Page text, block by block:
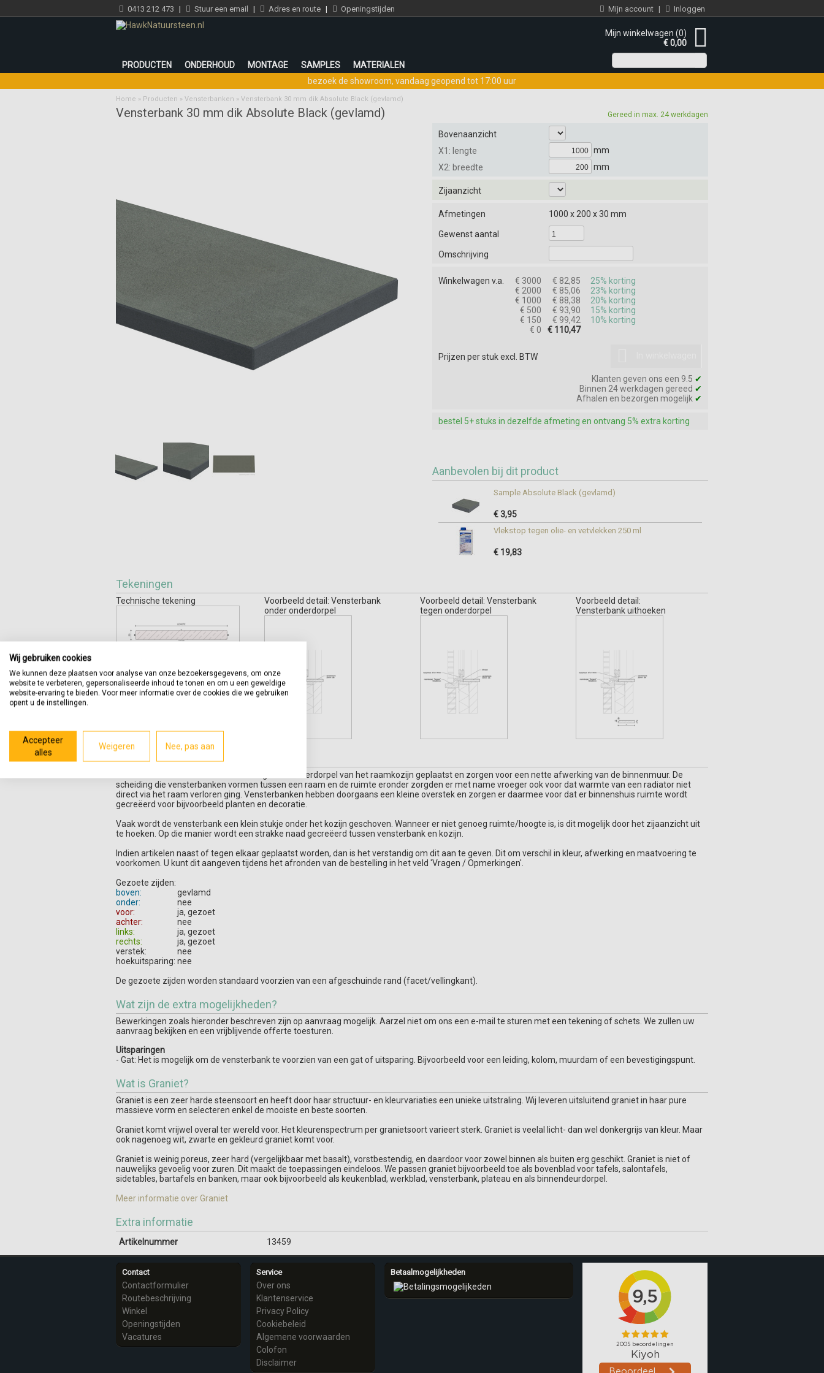
0413 212 473 | Stuur een email | Adres en route | Openingstijden Mijn account | Inloggen
Mijn winkelwagen (0)
€ 0,00
PRODUCTEN ONDERHOUD MONTAGE SAMPLES
MATERIALEN
bezoek de showroom, vandaag geopend tot 17:00 uur
Home » Producten » Vensterbanken » Vensterbank 30 mm dik Absolute Black (gevlamd)
Gereed in max. 24 werkdagen
Bovenaanzicht
X1: lengte
mm
X2: breedte
mm
Zijaanzicht
Afmetingen 1000 x 200 x 30 mm
Gewenst aantal
Omschrijving
Winkelwagen v.a. € 3000 € 82,85
25% korting
€ 2000
€ 85,06
23% korting
€ 1000
€ 88,38
20% korting
€ 500
€ 93,90
15% korting
€ 150
€ 99,42
10% korting
€ 0
€ 110,47
Prijzen per stuk excl. BTW
Klanten geven ons een 9.5 ✔
Binnen 24 werkdagen gereed ✔
Afhalen en bezorgen mogelijk ✔
bestel 5+ stuks in dezelfde afmeting en ontvang 5% extra korting
Aanbevolen bij dit product
Sample Absolute Black (gevlamd)
€ 3,95
Vlekstop tegen olie- en vetvlekken 250 ml
€ 19,83
Vensterbank 30 mm dik Absolute Black (gevlamd)
Tekeningen
Technische tekening
Voorbeeld detail: Vensterbank
onder onderdorpel
Voorbeeld detail: Vensterbank
tegen onderdorpel
Voorbeeld detail:
Vensterbank uithoeken
Productomschrijving
Vensterbanken worden horizontaal tegen de onderdorpel van het raamkozijn geplaatst en zorgen voor een nette afwerking van de binnenmuur. De
scheiding die vensterbanken vormen tussen een raam en de ruimte eronder zorgden er met name vroeger ook voor dat warmte van een radiator niet
direct via het raam verloren ging. Vensterbanken hebben doorgaans een kleine overstek en zorgen er daarmee voor dat er binnenshuis ruimte wordt
gecreëerd voor bijvoorbeeld planten en decoratie.
Vaak wordt de vensterbank een klein stukje onder het kozijn geschoven. Wanneer er niet genoeg ruimte/hoogte is, is dit mogelijk door het zijaanzicht uit
te hoeken. Op die manier wordt een strakke naad gecreëerd tussen vensterbank en kozijn.
Indien artikelen naast of tegen elkaar geplaatst worden, dan is het verstandig om dit aan te geven. Dit om verschil in kleur, afwerking en maatvoering te
voorkomen. U kunt dit aangeven tijdens het afronden van de bestelling in het veld 'Vragen / Opmerkingen'.
Gezoete zijden:
boven:
gevlamd
onder:
nee
voor:
ja, gezoet
achter:
nee
links:
ja, gezoet
rechts:
ja, gezoet
verstek:
nee
hoekuitsparing: nee
De gezoete zijden worden standaard voorzien van een afgeschuinde rand (facet/vellingkant).
Wat zijn de extra mogelijkheden?
Bewerkingen zoals hieronder beschreven zijn op aanvraag mogelijk. Aarzel niet om ons een e-mail te sturen met een tekening of schets. We zullen uw
aanvraag bekijken en een vrijblijvende offerte toesturen.
Uitsparingen
- Gat: Het is mogelijk om de vensterbank te voorzien van een gat of uitsparing. Bijvoorbeeld voor een leiding, kolom, muurdam of een bevestigingspunt.
Wat is Graniet?
Graniet is een zeer harde steensoort en heeft door haar structuur- en kleurvariaties een unieke uitstraling. Wij leveren uitsluitend graniet in haar pure
massieve vorm en selecteren enkel de mooiste en beste soorten.
Graniet komt vrijwel overal ter wereld voor. Het kleurenspectrum per granietsoort varieert sterk. Graniet is veelal licht- dan wel donkergrijs van kleur. Maar
ook nagenoeg wit, zwarte en gekleurd graniet komt voor.
Graniet is weinig poreus, zeer hard (vergelijkbaar met basalt), vorstbestendig, en daardoor voor zowel binnen als buiten erg geschikt. Graniet is niet of
nauwelijks gevoelig voor zuren. Dit maakt de toepassingen eindeloos. We passen graniet bijvoorbeeld toe als bovenblad voor tafels, salontafels,
sidetables, bartafels en banken, maar ook bijvoorbeeld als keukenblad, werkblad, vensterbank, plateau en als binnendeurdorpel.
Meer informatie over Graniet
Extra informatie
Artikelnummer 13459
Contact
Contactformulier
Routebeschrijving
Winkel
Openingstijden
Vacatures
Service
Over ons
Klantenservice
Privacy Policy
Cookiebeleid
Algemene voorwaarden
Colofon
Disclaimer
Betaalmogelijkheden
Wij gebruiken cookies
We kunnen deze plaatsen voor analyse van onze bezoekersgegevens, om onze
website te verbeteren, gepersonaliseerde inhoud te tonen en om u een geweldige
website-ervaring te bieden. Voor meer informatie over de cookies die we gebruiken
opent u de instellingen.
Accepteer
alles
Weigeren Nee, pas aan